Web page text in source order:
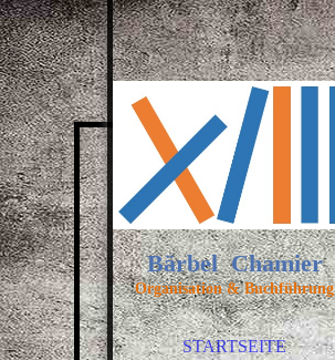
Bärbel Chamier
Organisation & Buchführung
STARTSEITE